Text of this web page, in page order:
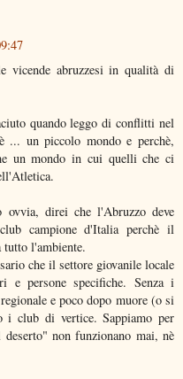
vicende abruzzesi in qualità di
quando leggo di conflitti nel
... un piccolo mondo e perchè,
un mondo in cui quelli che ci
ovvia, direi che l'Abruzzo deve
campione d'Italia perchè il
tutto l'ambiente.
che il settore giovanile locale
e persone specifiche. Senza i
e poco dopo muore (o si
club di vertice. Sappiamo per
non funzionano mai, nè